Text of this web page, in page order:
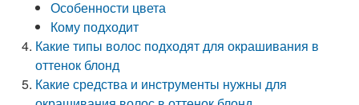
Особенности цвета
Кому подходит
Какие типы волос подходят для окрашивания в
оттенок блонд
Какие средства и инструменты нужны для